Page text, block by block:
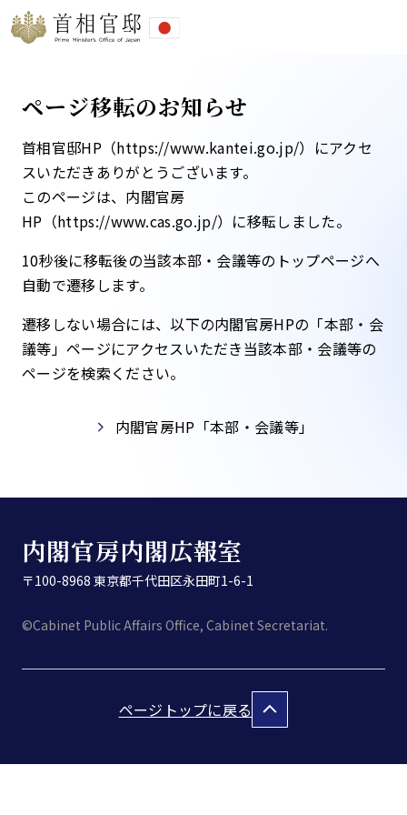
ページ移転のお知らせ
首相官邸HP（https://www.kantei.go.jp/）にアクセ
スいただきありがとうございます。
このページは、内閣官房
HP（https://www.cas.go.jp/）に移転しました。​
10秒後に移転後の当該本部・会議等のトップページへ
自動で遷移します。​
遷移しない場合には、以下の内閣官房HPの「本部・会
議等」ページにアクセスいただき当該本部・会議等の
ページを検索ください。​
内閣官房HP「本部・会議等」​
内閣官房内閣広報室
〒100-8968 東京都千代田区永田町1-6-1
©Cabinet Public Affairs Office, Cabinet Secretariat.
ページトップに戻る